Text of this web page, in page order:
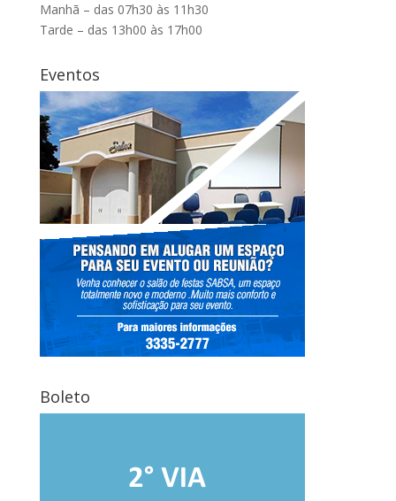
Manhã – das 07h30 às 11h30
Tarde – das 13h00 às 17h00
Eventos
Boleto